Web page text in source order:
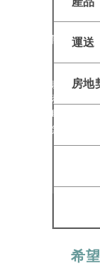
生命琉璃相關
購物相關條款
商品售後服務
如何與我們聯絡
心情很沉重無法釋懷
運送
房地
希